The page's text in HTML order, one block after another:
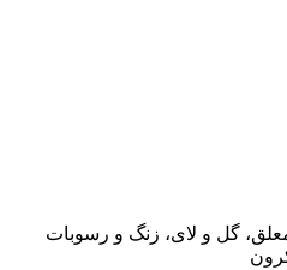
گل و لای، زنگ و رسوبات